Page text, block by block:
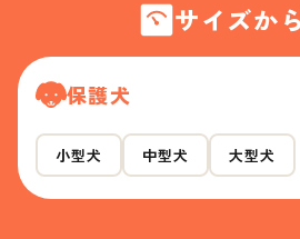
サイズか
保護犬
小型犬 中型犬 大型犬